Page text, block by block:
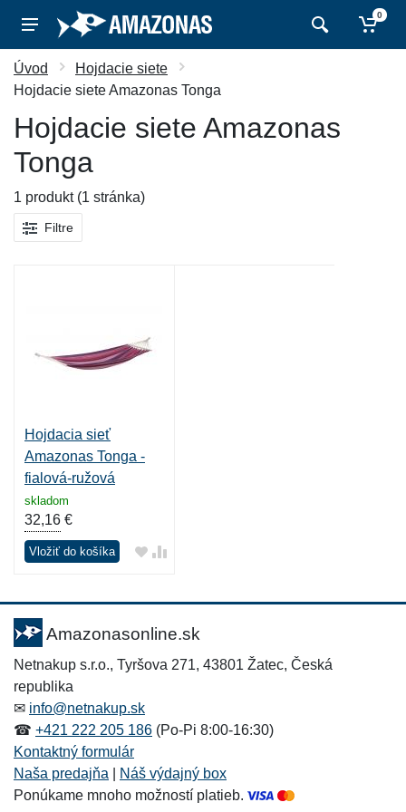
0
Úvod
Hojdacie siete
Hojdacie siete Amazonas Tonga
Hojdacie siete Amazonas
Tonga
1 produkt (1 stránka)
Filtre
Hojdacia sieť
Amazonas Tonga -
fialová-ružová
skladom
32,16 €
Vložiť do košíka
Amazonasonline.sk
Netnakup s.r.o., Tyršova 271, 43801 Žatec, Česká
republika
✉ info@netnakup.sk
☎ +421 222 205 186 (Po-Pi 8:00-16:30)
Kontaktný formulár
Naša predajňa
Náš výdajný box
Ponúkame mnoho možností platieb.